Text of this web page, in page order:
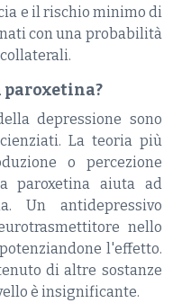
e il rischio minimo di
con una probabilità
paroxetina?
depressione sono
La teoria più
o percezione
paroxetina aiuta ad
Un antidepressivo
nello
l'effetto.
di altre sostanze
è insignificante.